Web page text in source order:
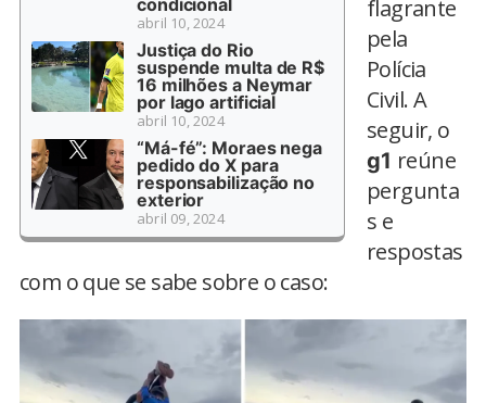
abril 10, 2024
Justiça do Rio
suspende multa de R$
16 milhões a Neymar
por lago artificial
abril 10, 2024
“Má-fé”: Moraes nega
pedido do X para
responsabilização no
exterior
abril 09, 2024
flagrante
pela
Polícia
Civil. A
seguir, o
g1 reúne
pergunta
s e
respostas
com o que se sabe sobre o caso: